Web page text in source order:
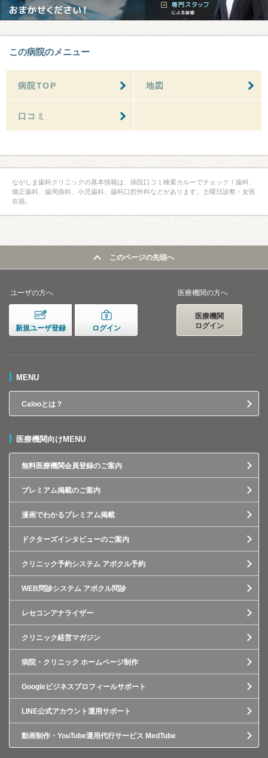
この病院のメニュー
病院TOP 地図
口コミ
ながしま歯科クリニックの基本情報は、病院口コミ検索カルーでチェック！歯科、
矯正歯科、歯周病科、小児歯科、歯科口腔外科などがあります。土曜日診察・女医
在籍。
このページの先頭へ
ユーザの方へ
新規ユーザ登録 ログイン
医療機関の方へ
医療機関
ログイン
MENU
Calooとは？
医療機関向けMENU
無料医療機関会員登録のご案内
プレミアム掲載のご案内
漫画でわかるプレミアム掲載
ドクターズインタビューのご案内
クリニック予約システム アポクル予約
WEB問診システム アポクル問診
レセコンアナライザー
クリニック経営マガジン
病院・クリニック ホームページ制作
Googleビジネスプロフィールサポート
LINE公式アカウント運用サポート
動画制作・YouTube運用代行サービス MedTube